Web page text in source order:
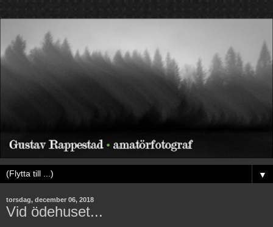
▼
torsdag, december 06, 2018
Vid ödehuset...